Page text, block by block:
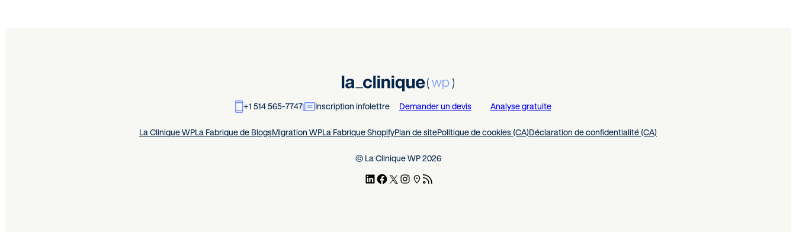
+1 514 565-7747 Inscription infolettre Demander un devis Analyse gratuite
La Clinique WPLa Fabrique de BlogsMigration WPLa Fabrique ShopifyPlan de sitePolitique de cookies (CA)Déclaration de confidentialité (CA)
© La Clinique WP 2026